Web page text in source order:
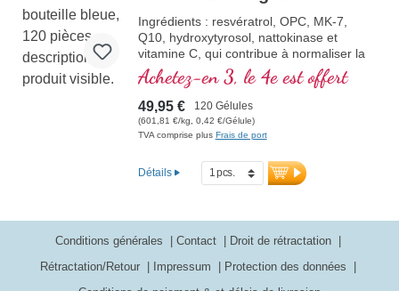
Ingrédients : resvératrol, OPC, MK-7,
Q10, hydroxytyrosol, nattokinase et
vitamine C, qui contribue à normaliser la
fonction des vaisseaux sanguins. Les
vitamines B sont sous leur forme
bioactive.
Achetez-en 3, le 4e est offert
49,95 € 120 Gélules
(601,81 €/kg, 0,42 €/Gélule)
TVA comprise plus Frais de port
Détails
Conditions générales Contact
Droit de rétractation
Rétractation/Retour
Impressum
Protection des données